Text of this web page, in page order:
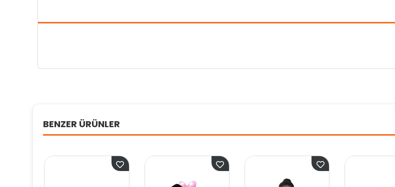
BENZER ÜRÜNLER